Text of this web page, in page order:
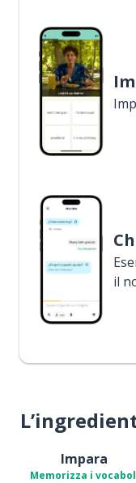
il
Impara
Memorizza i